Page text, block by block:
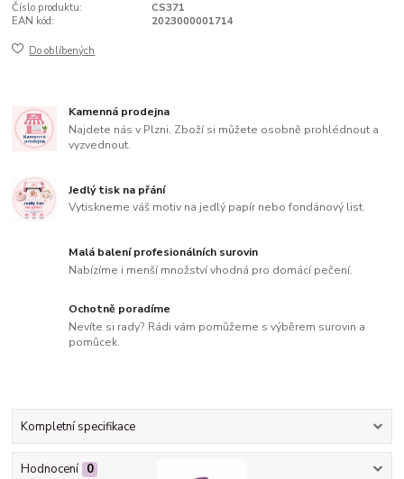
Číslo produktu:
CS371
EAN kód:
2023000001714
Do oblíbených
Kamenná prodejna
Najdete nás v Plzni. Zboží si můžete osobně prohlédnout a
vyzvednout.
Jedlý tisk na přání
Vytiskneme váš motiv na jedlý papír nebo fondánový list.
Malá balení profesionálních surovin
Nabízíme i menší množství vhodná pro domácí pečení.
Ochotně poradíme
Nevíte si rady? Rádi vám pomůžeme s výběrem surovin a
pomůcek.
Kompletní specifikace
Hodnocení 0